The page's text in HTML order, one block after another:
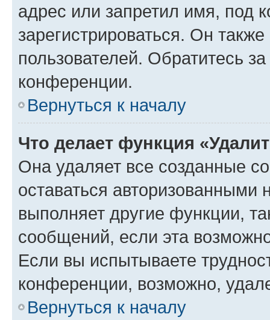
адрес или запретил имя, под
зарегистрироваться. Он
пользователей. Обратитесь
конференции.
Вернуться к началу
Что делает функция
Она удаляет все созданные
оставаться авторизованными
выполняет другие функции,
сообщений, если эта
Если вы испытываете
конференции, возможно,
Вернуться к началу